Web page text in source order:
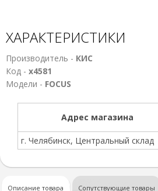
ХАРАКТЕРИСТИКИ
Производитель - КИС
Код - х4581
Модели - FOCUS
Адрес магазина
г. Челябинск, Центральный склад
Описание товара Сопутствующие товары